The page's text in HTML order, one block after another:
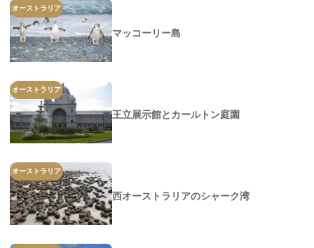
オーストラリア
マッコーリー島
オーストラリア
王立展示館とカールトン庭園
オーストラリア
西オーストラリアのシャーク湾